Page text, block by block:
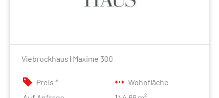
Viebrockhaus | Maxime 300
Preis *
Wohnfläche